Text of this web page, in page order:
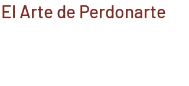
El Arte de Perdonarte